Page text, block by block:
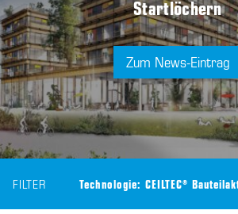
Startlöchern
Zum News-Eintrag
FILTER Technologie: CEILTEC®